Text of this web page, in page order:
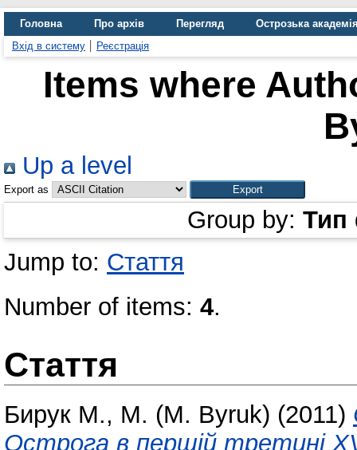
Головна Про архів Перегляд
Острозька
Вхід в систему
Реєстрація
Items where
Up a level
Export as
Group by: Тип
Jump to: Стаття
Number of items: 4.
Стаття
Бирук М., М. (M. Byruk) (2011)
Острога в першій третині